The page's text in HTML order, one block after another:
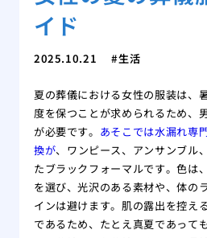
イド
2025.10.21 生活
夏の葬儀における女性の服装は、
度を保つことが求められるため、
が必要です。 あそこでは水漏れ専
換が、ワンピース、アンサンブル
たブラックフォーマルです。色は
を選び、光沢のある素材や、体の
インは避けます。肌の露出を控え
であるため、たとえ真夏であって